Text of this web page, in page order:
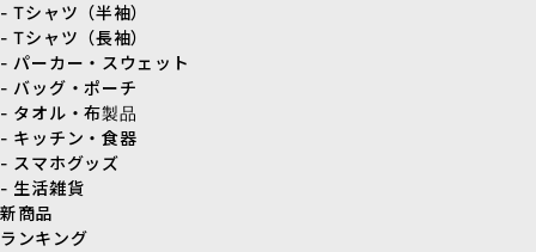
- Tシャツ（半袖）
- Tシャツ（長袖）
- パーカー・スウェット
- バッグ・ポーチ
- タオル・布製品
- キッチン・食器
- スマホグッズ
- 生活雑貨
新商品
ランキング